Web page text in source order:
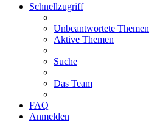
Schnellzugriff
Unbeantwortete Themen
Aktive Themen
Suche
Das Team
FAQ
Anmelden